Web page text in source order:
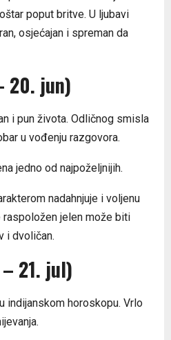
poput britve. U ljubavi
osjećajan i spreman da
20. jun)
i pun života. Odličnog smisla
u vođenju razgovora.
jedno od najpoželjnijih.
nadahnjuje i voljenu
raspoložen jelen može biti
i dvoličan.
21. jul)
indijanskom horoskopu. Vrlo